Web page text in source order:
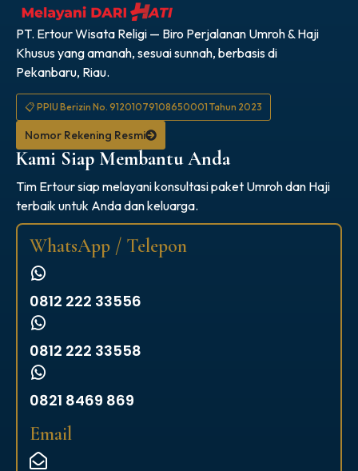
PT. Ertour Wisata Religi — Biro Perjalanan Umroh & Haji
Khusus yang amanah, sesuai sunnah, berbasis di
Pekanbaru, Riau.
📋 PPIU Berizin No. 91201079108650001 Tahun 2023
Nomor Rekening Resmi
Kami Siap Membantu Anda
Tim Ertour siap melayani konsultasi paket Umroh dan Haji
terbaik untuk Anda dan keluarga.
WhatsApp / Telepon
0812 222 33556
0812 222 33558
0821 8469 869
Email